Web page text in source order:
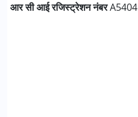
आर सी आई रजिस्ट्रेशन नंबरA5404